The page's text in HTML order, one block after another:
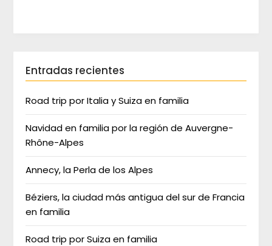
Entradas recientes
Road trip por Italia y Suiza en familia
Navidad en familia por la región de Auvergne-
Rhône-Alpes
Annecy, la Perla de los Alpes
Béziers, la ciudad más antigua del sur de Francia
en familia
Road trip por Suiza en familia